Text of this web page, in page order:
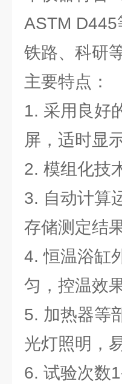
ASTM D445
铁路、科研
主要特点：
1. 采用良好
屏，适时显
2. 模组化技
3. 自动计算
存储测定结
4. 恒温浴缸
匀，控温效
5. 加热器等
光灯照明，
6. 试验次数